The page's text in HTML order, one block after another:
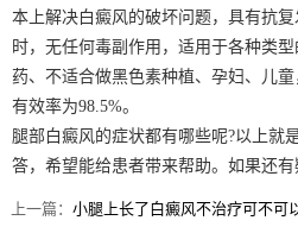
本上解决白癜风的破坏问题，具有抗
时，无任何毒副作用，适用于各种类
药、不适合做黑色素种植、孕妇、儿
有效率为98.5%。
腿部白癜风的症状都有哪些呢?以上就
答，希望能给患者带来帮助。如果还有
上一篇：小腿上长了白癜风不治疗可不可